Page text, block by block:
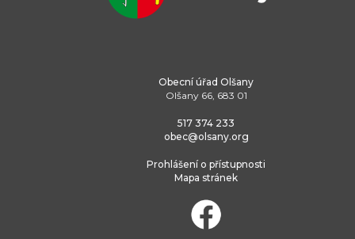
Obecní úřad Olšany
Olšany 66, 683 01
517 374 233
obec@olsany.org
Prohlášení o přístupnosti
Mapa stránek